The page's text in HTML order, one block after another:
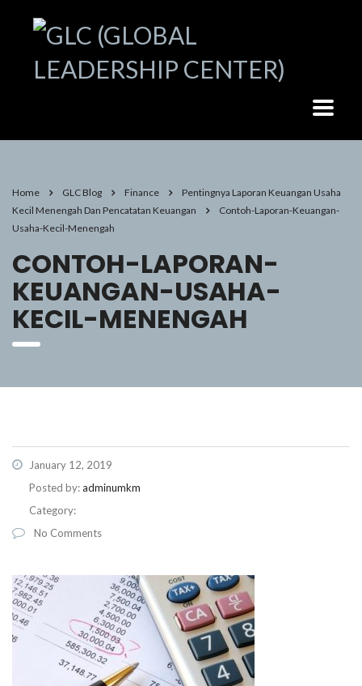
Home GLC Blog Finance
Pentingnya Laporan Keuangan Usaha
Kecil Menengah Dan Pencatatan Keuangan
Contoh-Laporan-Keuangan-
Usaha-Kecil-Menengah
CONTOH-LAPORAN-
KEUANGAN-USAHA-
KECIL-MENENGAH
January 12, 2019
Posted by:adminumkm
Category:
No Comments